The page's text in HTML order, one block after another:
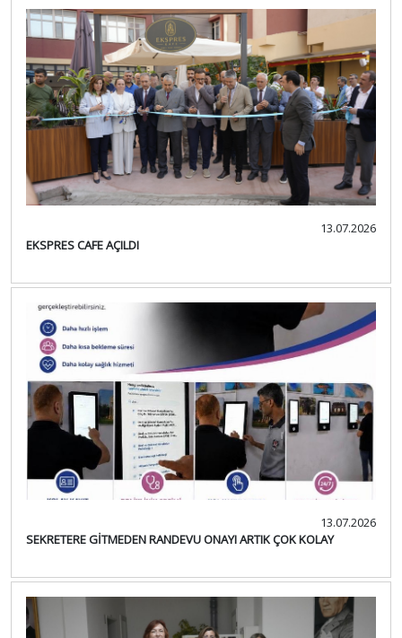
13.07.2026
EKSPRES CAFE AÇILDI
13.07.2026
SEKRETERE GİTMEDEN RANDEVU ONAYI ARTIK ÇOK KOLAY